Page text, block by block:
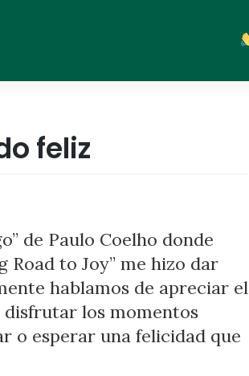
feliz
de Paulo Coelho donde
to Joy” me hizo dar
hablamos de apreciar el
los momentos
o esperar una felicidad que